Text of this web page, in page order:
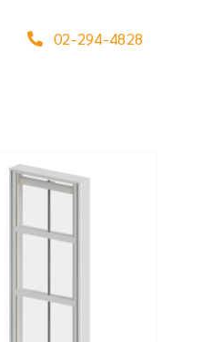
02-294-4828